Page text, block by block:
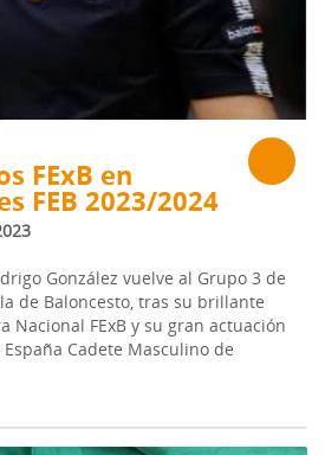
FExB en
FEB 2023/2024
González vuelve al Grupo 3 de
de Baloncesto, tras su brillante
Nacional FExB y su gran actuación
Cadete Masculino de